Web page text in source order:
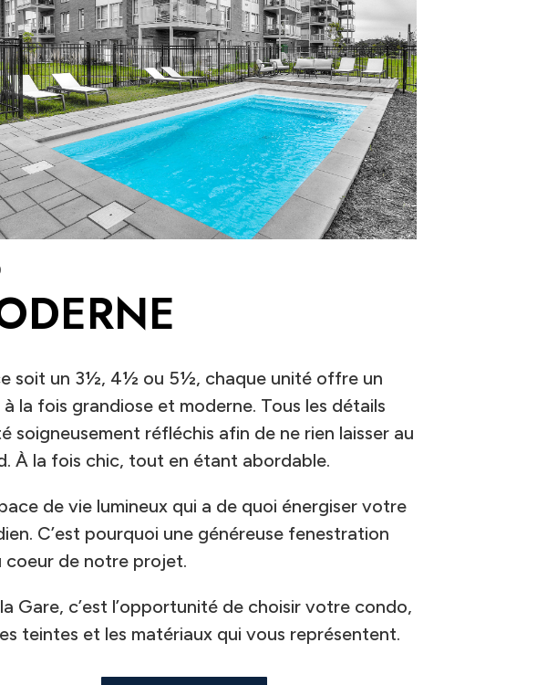
soit un 3½, 4½ ou 5½, chaque unité offre un
la fois grandiose et moderne. Tous les détails
soigneusement réfléchis afin de ne rien laisser au
À la fois chic, tout en étant abordable.
de vie lumineux qui a de quoi énergiser votre
C’est pourquoi une généreuse fenestration
coeur de notre projet.
Gare, c’est l’opportunité de choisir votre condo,
teintes et les matériaux qui vous représentent.